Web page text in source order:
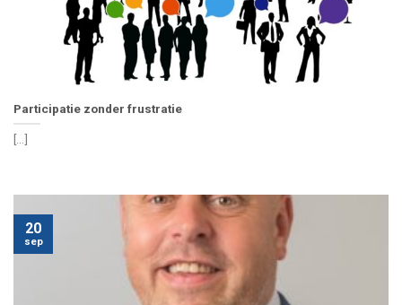
Participatie zonder frustratie
[...]
20
sep